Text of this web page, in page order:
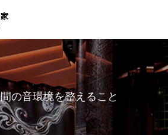
の音環境を整えること